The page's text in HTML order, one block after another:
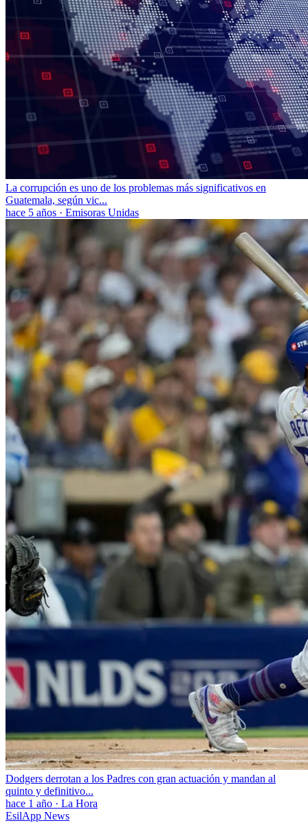
La corrupción es uno de los problemas más significativos en
Guatemala, según vic...
hace 5 años · Emisoras Unidas
Dodgers derrotan a los Padres con gran actuación y mandan al
quinto y definitivo...
hace 1 año · La Hora
EsilApp News